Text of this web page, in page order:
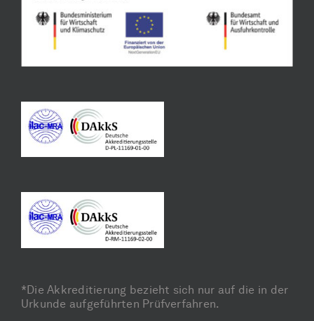
*Die Akkreditierung bezieht sich nur auf die in der
Urkunde aufgeführten Prüfverfahren.